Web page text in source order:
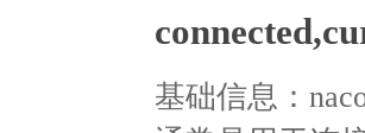
基础信息：